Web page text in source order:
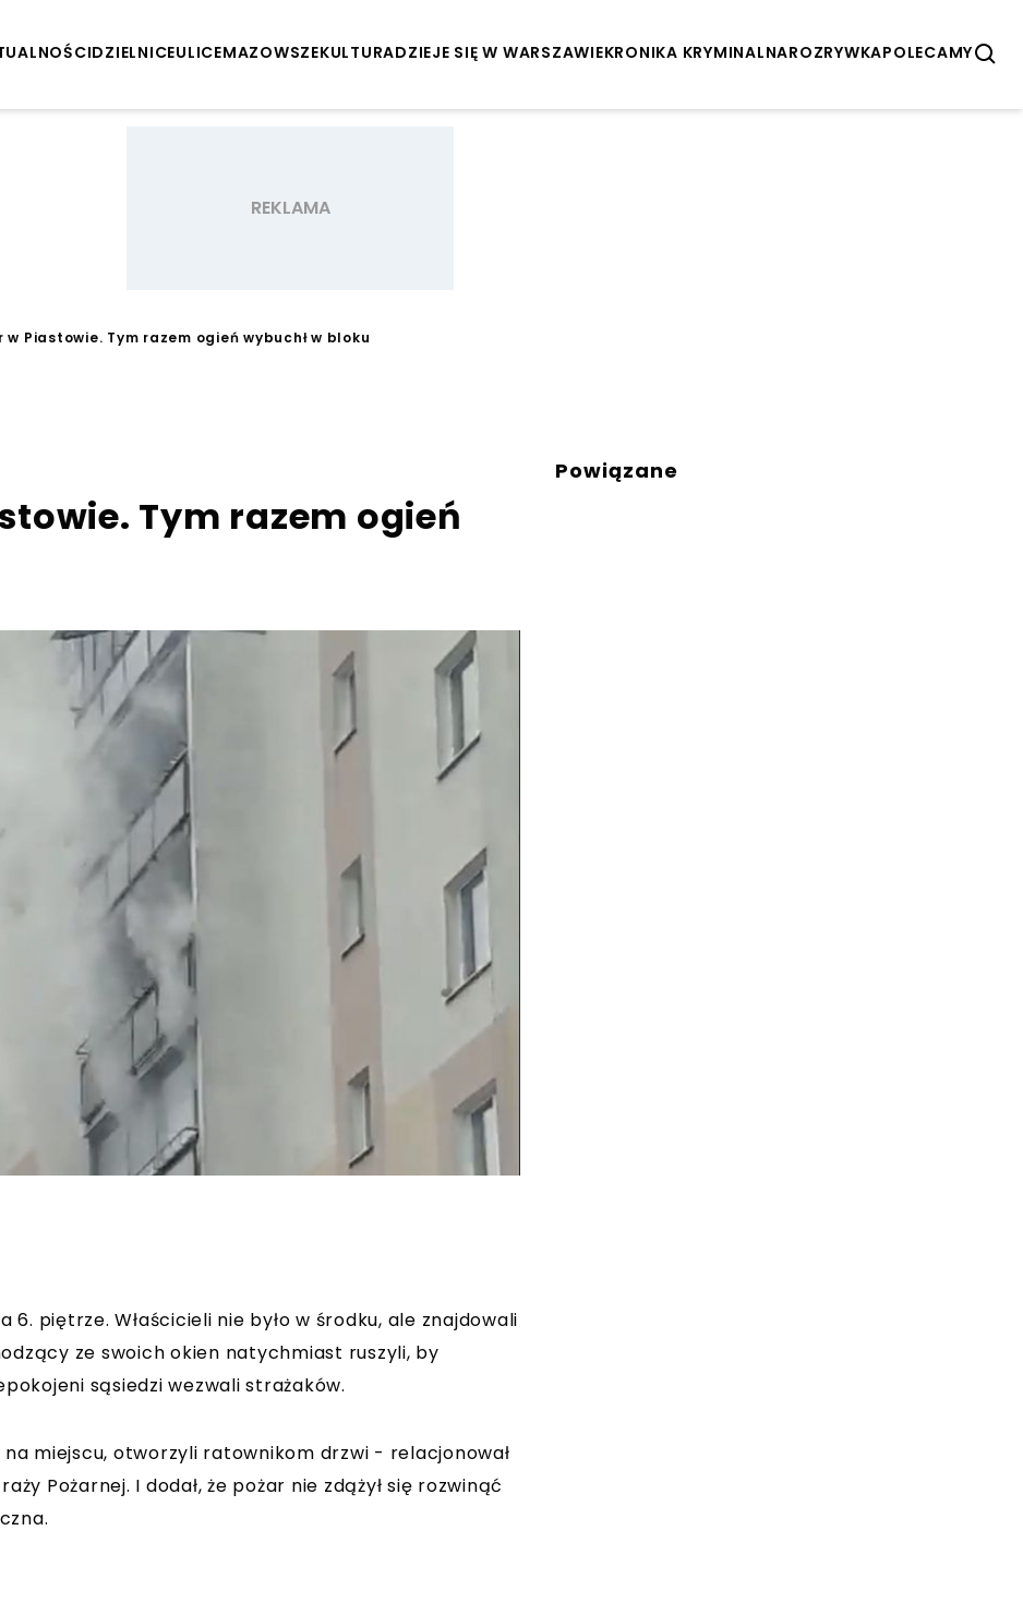
DZIELNICEULICEMAZOWSZEKULTURADZIEJE SIĘ W WARSZAWIEKRONIKA KRYMINALNAROZRYWKAPOLECAMY
w Piastowie. Tym razem ogień wybuchł w bloku
Tym razem ogień
6. piętrze. Właścicieli nie było w środku, ale znajdowali
ze swoich okien natychmiast ruszyli, by
sąsiedzi wezwali strażaków.
miejscu, otworzyli ratownikom drzwi - relacjonował
Pożarnej. I dodał, że pożar nie zdążył się rozwinąć
Powiązane